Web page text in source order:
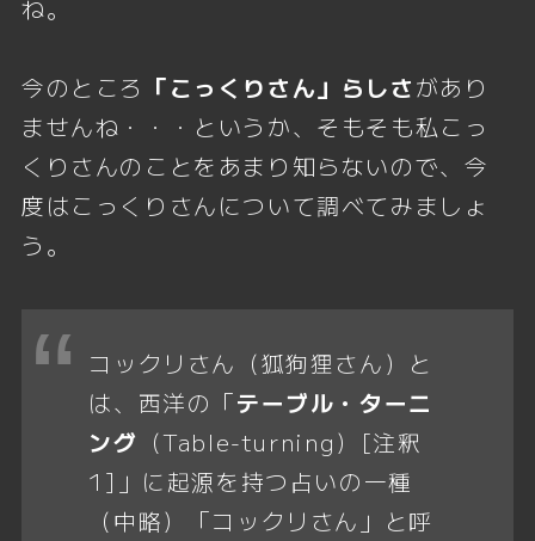
ね。
今のところ 「こっくりさん」らしさがあり
ませんね・・・というか、そもそも私こっ
くりさんのことをあまり知らないので、今
度はこっくりさんについて調べてみましょ
う。
コックリさん（狐狗狸さん）と
は、西洋の「テーブル・ターニ
ング （Table-turning）[注釈
1]」に起源を持つ占いの一種
（中略）「コックリさん」と呼